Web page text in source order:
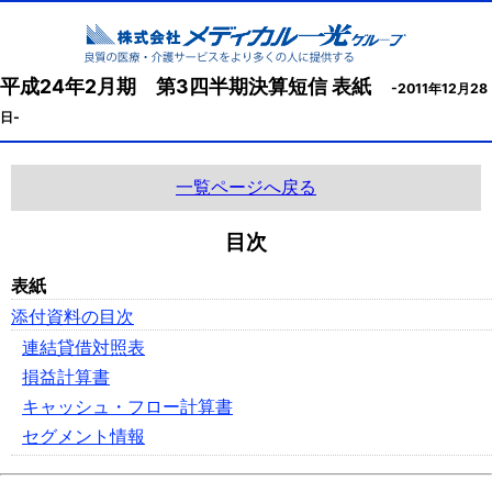
平成24年2月期 第3四半期決算短信 表紙
-2011年12月28
日-
一覧ページへ戻る
目次
表紙
添付資料の目次
連結貸借対照表
損益計算書
キャッシュ・フロー計算書
セグメント情報